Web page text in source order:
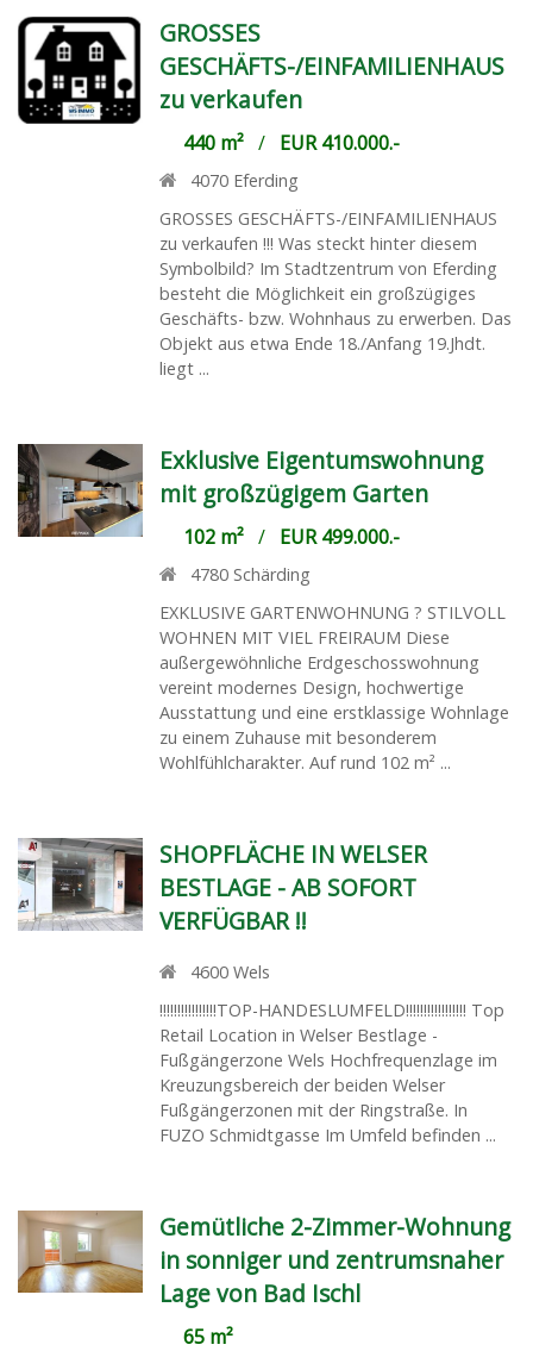
GROSSES
GESCHÄFTS-/EINFAMILIENHAUS
zu verkaufen
440 m²/ EUR 410.000.-
4070 Eferding
GROSSES GESCHÄFTS-/EINFAMILIENHAUS
zu verkaufen !!! Was steckt hinter diesem
Symbolbild? Im Stadtzentrum von Eferding
besteht die Möglichkeit ein großzügiges
Geschäfts- bzw. Wohnhaus zu erwerben. Das
Objekt aus etwa Ende 18./Anfang 19.Jhdt.
liegt ...
Exklusive Eigentumswohnung
mit großzügigem Garten
102 m²/ EUR 499.000.-
4780 Schärding
EXKLUSIVE GARTENWOHNUNG ? STILVOLL
WOHNEN MIT VIEL FREIRAUM Diese
außergewöhnliche Erdgeschosswohnung
vereint modernes Design, hochwertige
Ausstattung und eine erstklassige Wohnlage
zu einem Zuhause mit besonderem
Wohlfühlcharakter. Auf rund 102 m² ...
SHOPFLÄCHE IN WELSER
BESTLAGE - AB SOFORT
VERFÜGBAR !!
4600 Wels
!!!!!!!!!!!!!!!!TOP-HANDESLUMFELD!!!!!!!!!!!!!!!!! Top
Retail Location in Welser Bestlage -
Fußgängerzone Wels Hochfrequenzlage im
Kreuzungsbereich der beiden Welser
Fußgängerzonen mit der Ringstraße. In
FUZO Schmidtgasse Im Umfeld befinden ...
Gemütliche 2-Zimmer-Wohnung
in sonniger und zentrumsnaher
Lage von Bad Ischl
65 m²